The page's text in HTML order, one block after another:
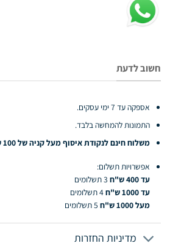
חשוב לדעת
אספקה עד 7 ימי עסקים.
התמונות להמחשה בלבד.
משלוח חינם לנקודת איסוף מעל קניה של 100 ש"ח.
אפשרויות תשלום:
עד 400 ש"ח
3 תשלומים
עד 1000 ש"ח
4 תשלומים
מעל 1000 ש"ח
5 תשלומים
מדיניות החזרות